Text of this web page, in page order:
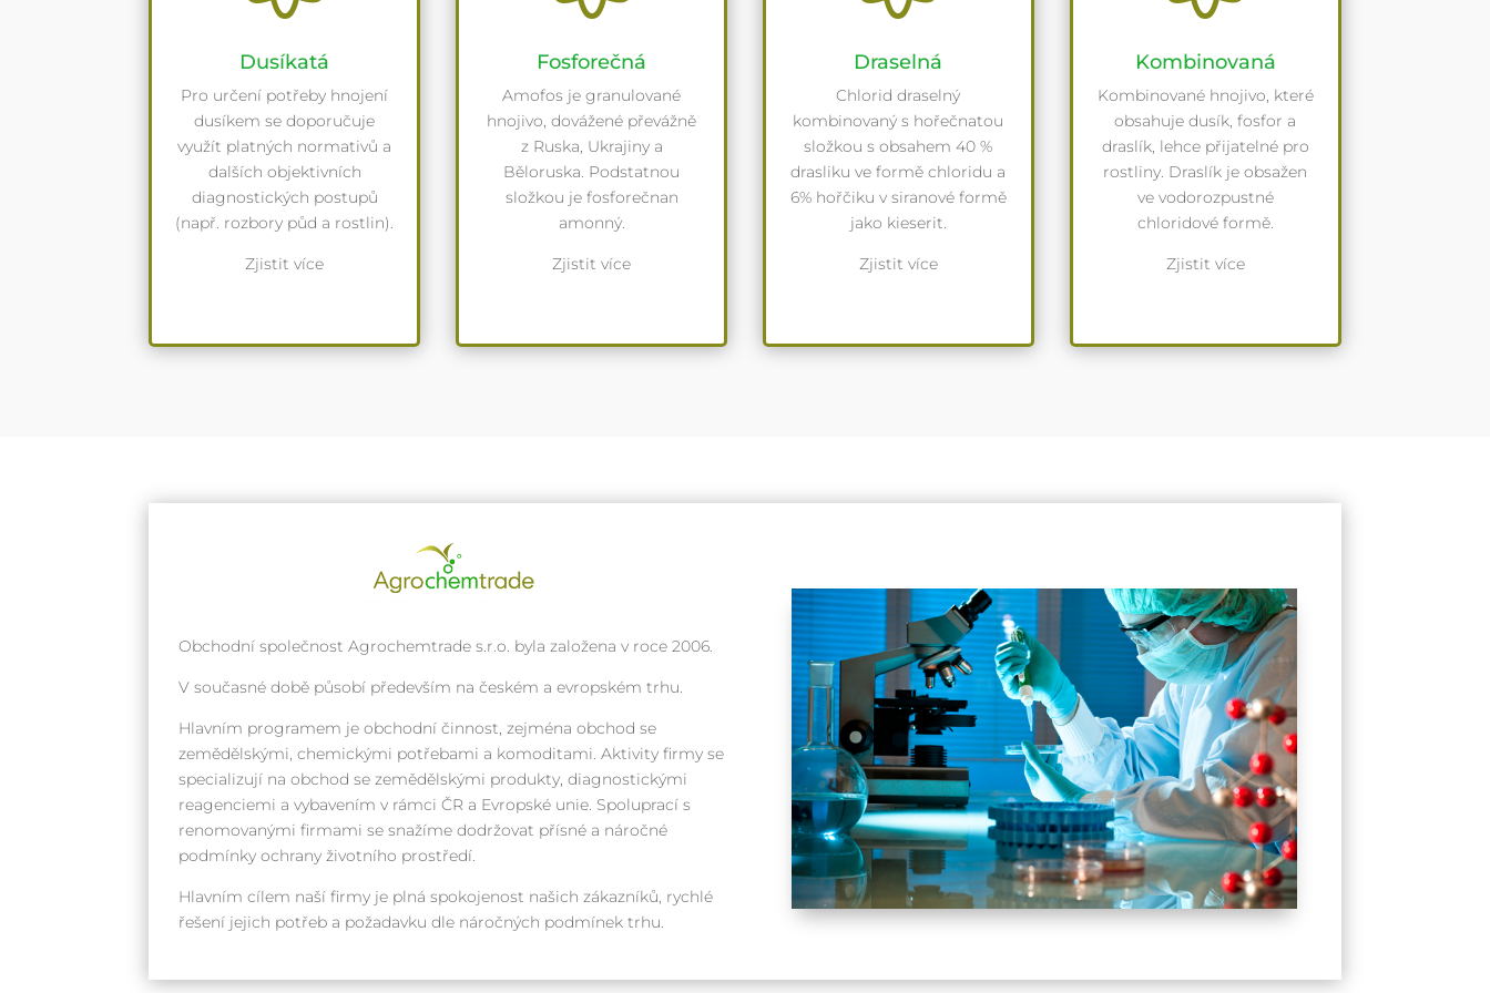
Dusíkatá
Pro určení potřeby hnojení
dusíkem se doporučuje
využít platných normativů a
dalších objektivních
diagnostických postupů
(např. rozbory půd a rostlin).
Zjistit více
Fosforečná
Amofos je granulované
hnojivo, dovážené převážně
z Ruska, Ukrajiny a
Běloruska. Podstatnou
složkou je fosforečnan
amonný.
Zjistit více
Draselná
Chlorid draselný
kombinovaný s hořečnatou
složkou s obsahem 40 %
drasliku ve formě chloridu a
6% hořčiku v siranové formě
jako kieserit.
Zjistit více
Kombinovaná
Kombinované hnojivo, které
obsahuje dusík, fosfor a
draslík, lehce přijatelné pro
rostliny. Draslík je obsažen
ve vodorozpustné
chloridové formě.
Zjistit více
Obchodní společnost Agrochemtrade s.r.o. byla založena v roce 2006.
V současné době působí především na českém a evropském trhu.
Hlavním programem je obchodní činnost, zejména obchod se
zemědělskými, chemickými potřebami a komoditami. Aktivity firmy se
specializují na obchod se zemědělskými produkty, diagnostickými
reagenciemi a vybavením v rámci ČR a Evropské unie. Spoluprací s
renomovanými firmami se snažíme dodržovat přísné a náročné
podmínky ochrany životního prostředí.
Hlavním cílem naší firmy je plná spokojenost našich zákazníků, rychlé
řešení jejich potřeb a požadavku dle náročných podmínek trhu.